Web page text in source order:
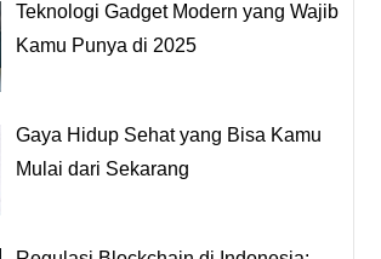
Teknologi Gadget Modern yang Wajib
Kamu Punya di 2025
Gaya Hidup Sehat yang Bisa Kamu
Mulai dari Sekarang